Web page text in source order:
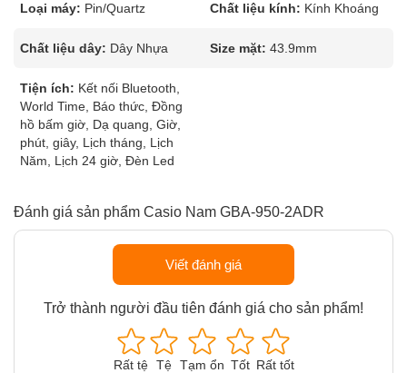
Loại máy: Pin/Quartz Chất liệu kính: Kính Khoáng
Chất liệu dây: Dây Nhựa Size mặt: 43.9mm
Tiện ích: Kết nối Bluetooth,
World Time, Báo thức, Đồng
hồ bấm giờ, Dạ quang, Giờ,
phút, giây, Lịch tháng, Lịch
Năm, Lịch 24 giờ, Đèn Led
Đánh giá sản phẩm Casio Nam GBA-950-2ADR
Viết đánh giá
Trở thành người đầu tiên đánh giá cho sản phẩm!
Rất tệ Tệ Tạm ổn Tốt Rất tốt